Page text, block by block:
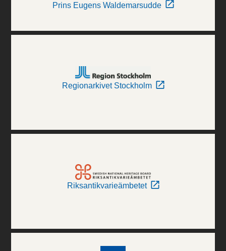
Prins Eugens Waldemarsudde
Regionarkivet Stockholm
Riksantikvarieämbetet